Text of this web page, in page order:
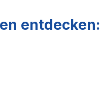
entdecken: